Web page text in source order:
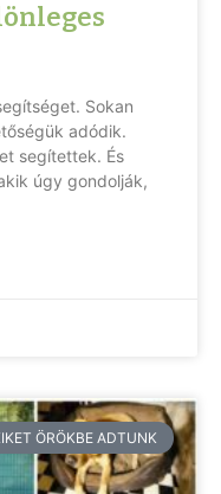
Sokan
adódik.
segítettek. És
úgy gondolják,
ÖRÖKBE ADTUNK